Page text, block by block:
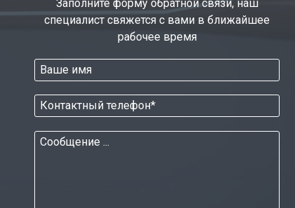
Заполните форму обратной связи, наш
специалист свяжется с вами в ближайшее
рабочее время